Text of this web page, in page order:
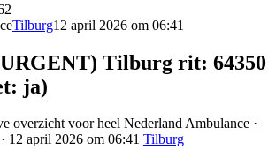
Tilburg12 april 2026 om 06:41
Tilburg rit: 64350
ja)
overzicht voor heel Nederland Ambulance ·
12 april 2026 om 06:41 Tilburg